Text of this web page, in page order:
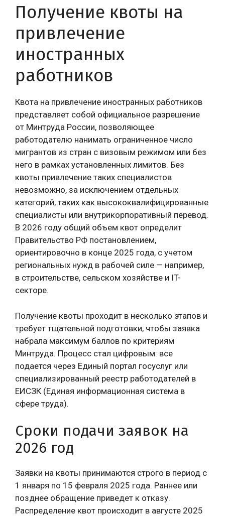
Получение квоты на
привлечение
иностранных
работников
Квота на привлечение иностранных работников
представляет собой официальное разрешение
от Минтруда России, позволяющее
работодателю нанимать ограниченное число
мигрантов из стран с визовым режимом или без
него в рамках установленных лимитов. Без
квоты привлечение таких специалистов
невозможно, за исключением отдельных
категорий, таких как высококвалифицированные
специалисты или внутрикорпоративный перевод.
В 2026 году общий объем квот определит
Правительство РФ постановлением,
ориентировочно в конце 2025 года, с учетом
региональных нужд в рабочей силе — например,
в строительстве, сельском хозяйстве и IT-
секторе.
Получение квоты проходит в несколько этапов и
требует тщательной подготовки, чтобы заявка
набрала максимум баллов по критериям
Минтруда. Процесс стал цифровым: все
подается через Единый портал госуслуг или
специализированный реестр работодателей в
ЕИСЗК (Единая информационная система в
сфере труда).
Сроки подачи заявок на
2026 год
Заявки на квоты принимаются строго в период с
1 января по 15 февраля 2025 года. Раннее или
позднее обращение приведет к отказу.
Распределение квот происходит в августе 2025